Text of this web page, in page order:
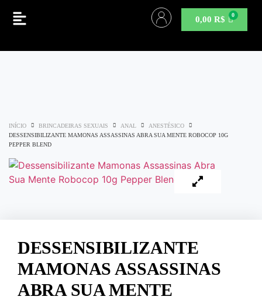
0,00R$
INÍCIO BRINCADEIRAS SEXUAIS ANAL
ANESTÉSICO
DESSENSIBILIZANTE MAMONAS ASSASSINAS ABRA SUA MENTE ROBOCOP 10G
PEPPER BLEND
DESSENSIBILIZANTE
MAMONAS ASSASSINAS
ABRA SUA MENTE